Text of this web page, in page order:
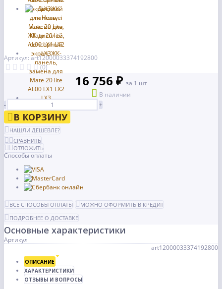
Артикул: art12000033374192800
(0)
16 756 ₽ за 1 шт
В наличии
-
+
В КОРЗИНУ
НАШЛИ ДЕШЕВЛЕ?
СРАВНИТЬ
ОТЛОЖИТЬ
Способы оплаты
ВСЕ СПОСОБЫ ОПЛАТЫ
МОЖНО ОФОРМИТЬ В КРЕДИТ
ПОДРОБНЕЕ О ДОСТАВКЕ
Основные характеристики
Артикул
art12000033374192800
ОПИСАНИЕ
ХАРАКТЕРИСТИКИ
ОТЗЫВЫ И ВОПРОСЫ